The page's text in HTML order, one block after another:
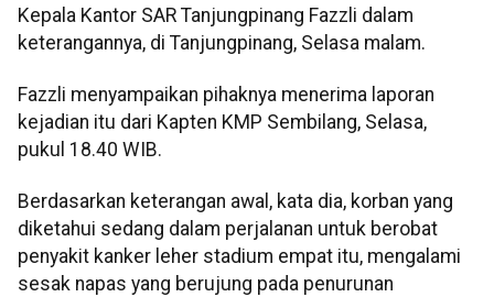
Kepala Kantor SAR Tanjungpinang Fazzli dalam
keterangannya, di Tanjungpinang, Selasa malam.
Fazzli menyampaikan pihaknya menerima laporan
kejadian itu dari Kapten KMP Sembilang, Selasa,
pukul 18.40 WIB.
Berdasarkan keterangan awal, kata dia, korban yang
diketahui sedang dalam perjalanan untuk berobat
penyakit kanker leher stadium empat itu, mengalami
sesak napas yang berujung pada penurunan